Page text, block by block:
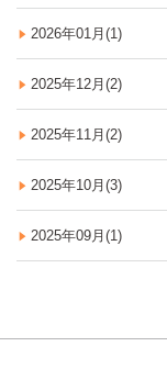
2026年01月(1)
2025年12月(2)
2025年11月(2)
2025年10月(3)
2025年09月(1)